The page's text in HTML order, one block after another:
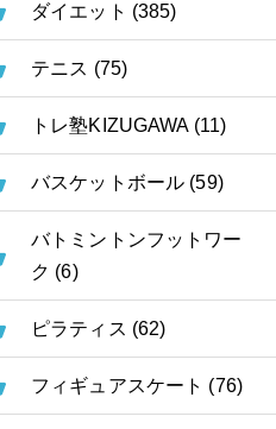
ダイエット (385)
テニス (75)
トレ塾KIZUGAWA (11)
バスケットボール (59)
バトミントンフットワー
ク (6)
ピラティス (62)
フィギュアスケート (76)